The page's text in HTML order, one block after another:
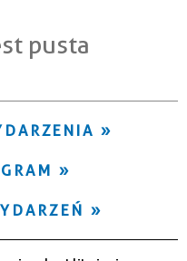
pusta